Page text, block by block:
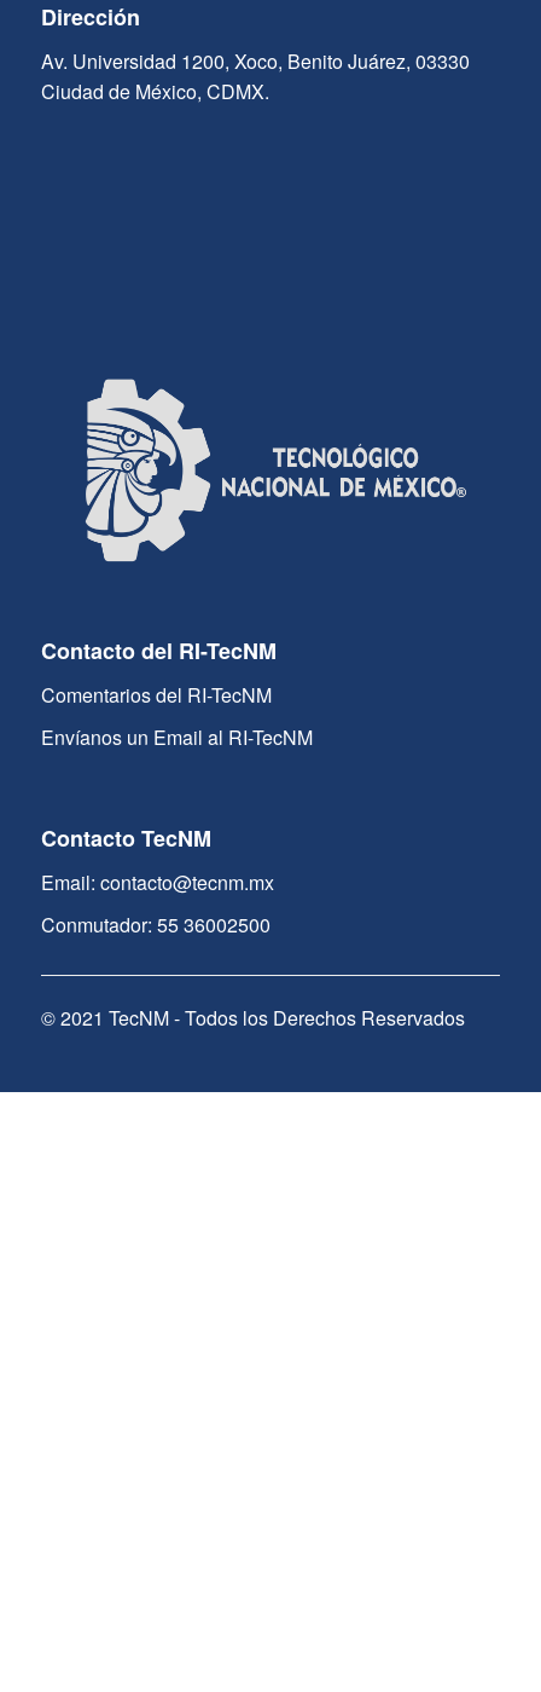
Dirección
Av. Universidad 1200, Xoco, Benito Juárez, 03330
Ciudad de México, CDMX.
Contacto del RI-TecNM
Comentarios del RI-TecNM
Envíanos un Email al RI-TecNM
Contacto TecNM
Email: contacto@tecnm.mx
Conmutador: 55 36002500
© 2021 TecNM - Todos los Derechos Reservados